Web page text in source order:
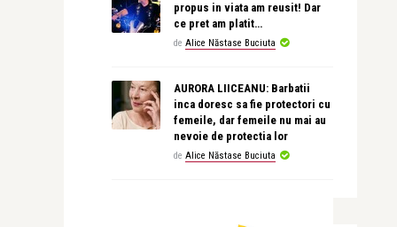
propus in viata am reusit! Dar
ce pret am platit…
de Alice Năstase Buciuta
AURORA LIICEANU: Barbatii
inca doresc sa fie protectori cu
femeile, dar femeile nu mai au
nevoie de protectia lor
de Alice Năstase Buciuta